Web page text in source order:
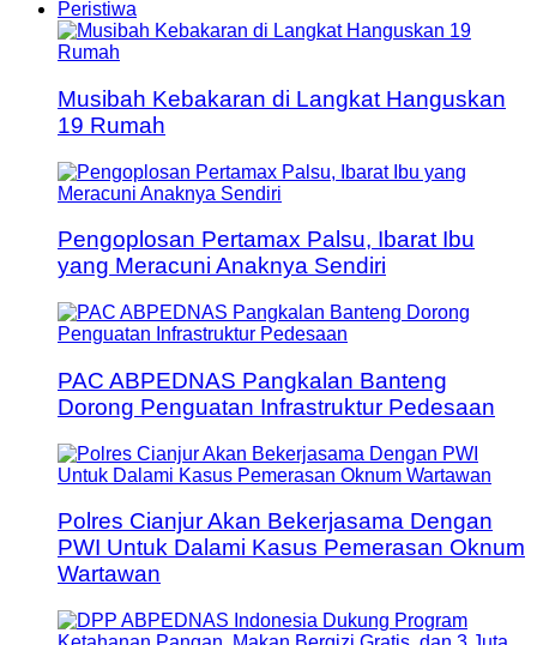
Peristiwa
Musibah Kebakaran di Langkat Hanguskan
19 Rumah
Pengoplosan Pertamax Palsu, Ibarat Ibu
yang Meracuni Anaknya Sendiri
PAC ABPEDNAS Pangkalan Banteng
Dorong Penguatan Infrastruktur Pedesaan
Polres Cianjur Akan Bekerjasama Dengan
PWI Untuk Dalami Kasus Pemerasan Oknum
Wartawan